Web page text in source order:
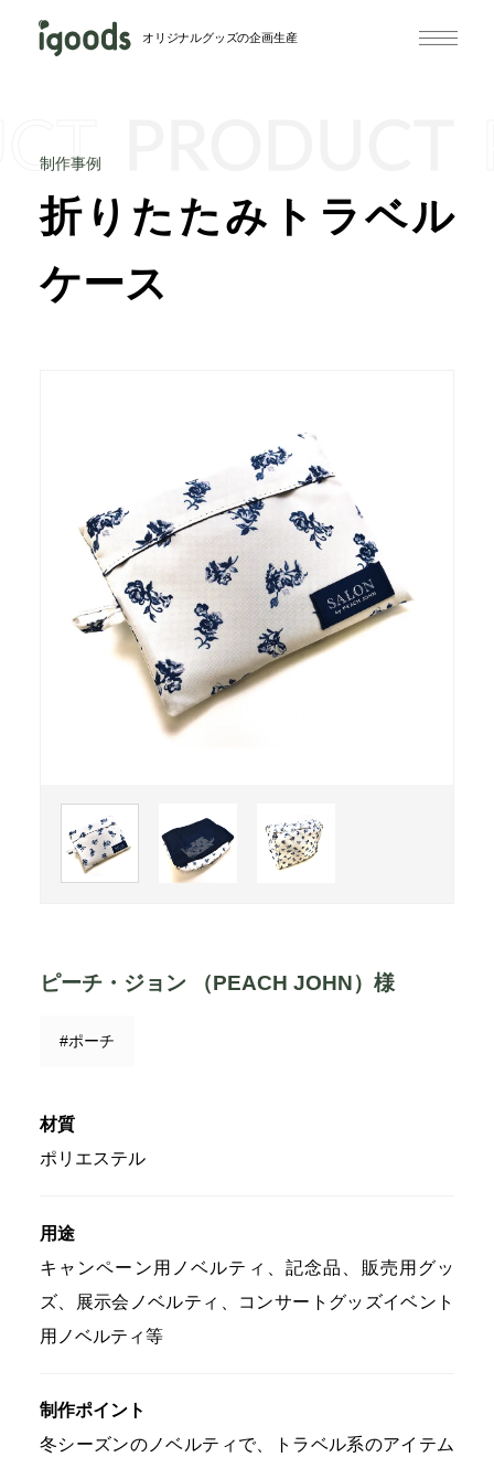
オリジナルグッズの企画生産
折りたたみトラベル
ケース
制作事例
ピーチ・ジョン （PEACH JOHN）様
#ポーチ
材質
ポリエステル
用途
キャンペーン用ノベルティ、記念品、販売用グッ
ズ、展示会ノベルティ、コンサートグッズイベント
用ノベルティ等
制作ポイント
冬シーズンのノベルティで、トラベル系のアイテム